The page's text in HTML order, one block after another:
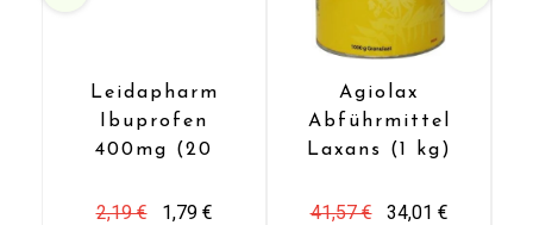
Senden
Kontaktieren Sie uns
Leidapharm
Ibuprofen
400mg (20
2,19 €
1,79 €
Agiolax
Abführmittel
Laxans (1 kg)
41,57 €
34,01 €